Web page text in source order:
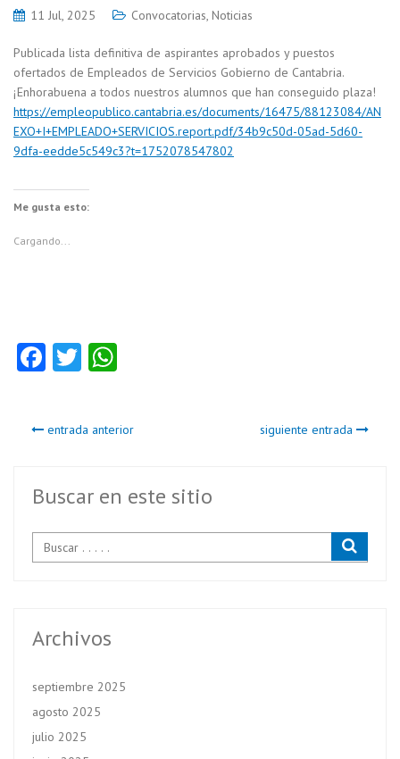
11 Jul, 2025 Convocatorias, Noticias
Publicada lista definitiva de aspirantes aprobados y puestos
ofertados de Empleados de Servicios Gobierno de Cantabria.
¡Enhorabuena a todos nuestros alumnos que han conseguido plaza!
https://empleopublico.cantabria.es/documents/16475/88123084/AN
EXO+I+EMPLEADO+SERVICIOS.report.pdf/34b9c50d-05ad-5d60-
9dfa-eedde5c549c3?t=1752078547802
Me gusta esto:
Cargando...
Fa
o
k
T
er A
p
entrada anterior siguiente entrada
Buscar en este sitio
Archivos
septiembre 2025
agosto 2025
julio 2025